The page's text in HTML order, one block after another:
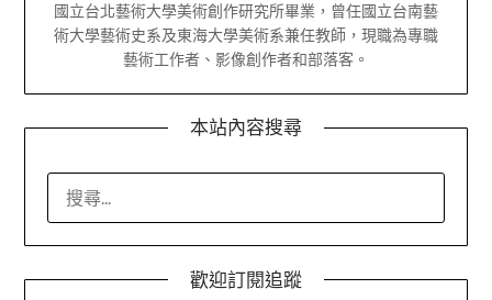
國立台北藝術大學美術創作研究所畢業，曾任國立台南藝
術大學藝術史系及東海大學美術系兼任教師，現職為專職
藝術工作者、影像創作者和部落客。
本站內容搜尋
歡迎訂閱追蹤